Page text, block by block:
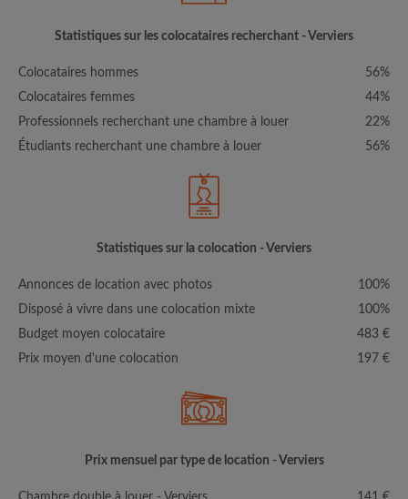
Statistiques sur les colocataires recherchant - Verviers
Colocataires hommes
56%
Colocataires femmes
44%
Professionnels recherchant une chambre à louer
22%
Étudiants recherchant une chambre à louer
56%
Statistiques sur la colocation - Verviers
Annonces de location avec photos
100%
Disposé à vivre dans une colocation mixte
100%
Budget moyen colocataire
483 €
Prix moyen d'une colocation
197 €
Prix mensuel par type de location - Verviers